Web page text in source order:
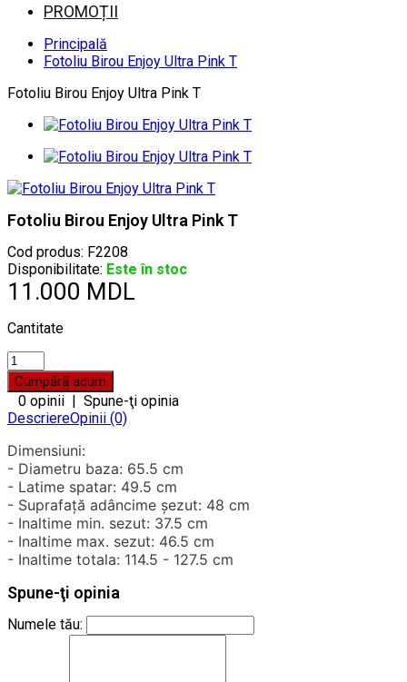
PROMOȚII
Principală
Fotoliu Birou Enjoy Ultra Pink T
Fotoliu Birou Enjoy Ultra Pink T
Fotoliu Birou Enjoy Ultra Pink T
Cod produs: F2208
Disponibilitate: Este în stoc
11.000 MDL
Cantitate
0 opinii | Spune-ţi opinia
DescriereOpinii (0)
Dimensiuni:
- Diametru baza: 65.5 cm
- Latime spatar: 49.5 cm
- Suprafață adâncime șezut: 48 cm
- Inaltime min. sezut: 37.5 cm
- Inaltime max. sezut: 46.5 cm
- Inaltime totala: 114.5 - 127.5 cm
Spune-ţi opinia
Numele tău: